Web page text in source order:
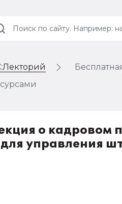
о кадровом
управления